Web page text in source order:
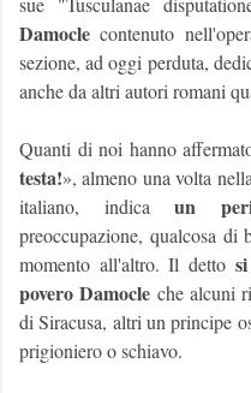
Damocle contenuto
sezione, ad oggi perduta,
anche da altri autori romani
Quanti di noi hanno
testa!», almeno una volta
italiano, indicaun
preoccupazione, qualcosa di
momento all'altro. Il detto
povero Damocle che alcuni
di Siracusa, altri un principe
prigioniero o schiavo.